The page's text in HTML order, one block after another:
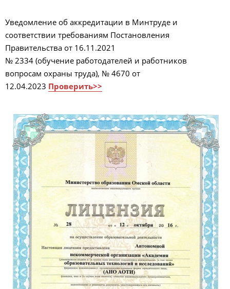
Уведомление об аккредитации в Минтруде и
соответствии требованиям Постановления
Правительства от 16.11.2021
№ 2334 (обучение работодателей и работников
вопросам охраны труда), № 4670 от
12.04.2023 Проверить>>